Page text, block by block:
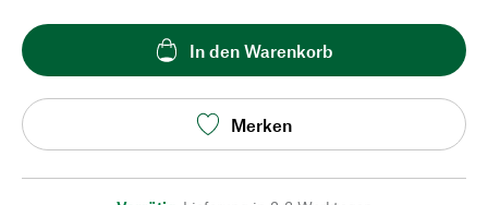
In den Warenkorb
Merken